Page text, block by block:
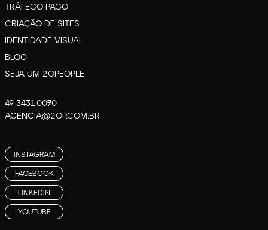
TRÁFEGO PAGO
CRIAÇÃO DE SITES
IDENTIDADE VISUAL
BLOG
SEJA UM 2OPEOPLE
49 3431.0070
AGENCIA@2OP.COM.BR
INSTAGRAM
FACEBOOK
LINKEDIN
YOUTUBE